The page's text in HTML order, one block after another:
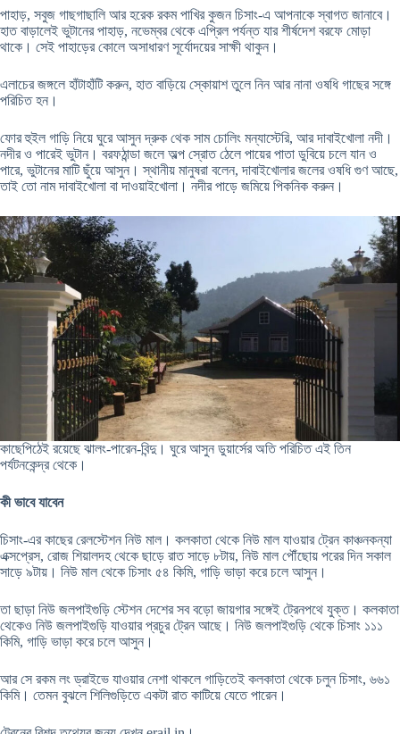
পাহাড়, সবুজ গাছগাছালি আর হরেক রকম পাখির কুজন চিসাং-এ আপনাকে স্বাগত জানাবে।
হাত বাড়ালেই ভুটানের পাহাড়, নভেম্বর থেকে এপ্রিল পর্যন্ত যার শীর্ষদেশ বরফে মোড়া
থাকে। সেই পাহাড়ের কোলে অসাধারণ সূর্যোদয়ের সাক্ষী থাকুন।
এলাচের জঙ্গলে হাঁটাহাঁটি করুন, হাত বাড়িয়ে স্কোয়াশ তুলে নিন আর নানা ওষধি গাছের সঙ্গে
পরিচিত হন।
ফোর হুইল গাড়ি নিয়ে ঘুরে আসুন দ্রুক থেক সাম চোলিং মন্যাস্টেরি, আর দাবাইখোলা নদী।
নদীর ও পারেই ভুটান। বরফঠান্ডা জলে অল্প স্রোত ঠেলে পায়ের পাতা ডুবিয়ে চলে যান ও
পারে, ভুটানের মাটি ছুঁয়ে আসুন। স্থানীয় মানুষরা বলেন, দাবাইখোলার জলের ওষধি গুণ আছে,
তাই তো নাম দাবাইখোলা বা দাওয়াইখোলা। নদীর পাড়ে জমিয়ে পিকনিক করুন।
কাছেপিঠেই রয়েছে ঝালং-পারেন-বিন্দু। ঘুরে আসুন ডুয়ার্সের অতি পরিচিত এই তিন
পর্যটনকেন্দ্র থেকে।
কী ভাবে যাবেন
চিসাং-এর কাছের রেলস্টেশন নিউ মাল। কলকাতা থেকে নিউ মাল যাওয়ার ট্রেন কাঞ্চনকন্যা
এক্সপ্রেস, রোজ শিয়ালদহ থেকে ছাড়ে রাত সাড়ে ৮টায়, নিউ মাল পৌঁছোয় পরের দিন সকাল
সাড়ে ৯টায়। নিউ মাল থেকে চিসাং ৫৪ কিমি, গাড়ি ভাড়া করে চলে আসুন।
তা ছাড়া নিউ জলপাইগুড়ি স্টেশন দেশের সব বড়ো জায়গার সঙ্গেই ট্রেনপথে যুক্ত। কলকাতা
থেকেও নিউ জলপাইগুড়ি যাওয়ার প্রচুর ট্রেন আছে। নিউ জলপাইগুড়ি থেকে চিসাং ১১১
কিমি, গাড়ি ভাড়া করে চলে আসুন।
আর সে রকম লং ড্রাইভে যাওয়ার নেশা থাকলে গাড়িতেই কলকাতা থেকে চলুন চিসাং, ৬৬১
কিমি। তেমন বুঝলে শিলিগুড়িতে একটা রাত কাটিয়ে যেতে পারেন।